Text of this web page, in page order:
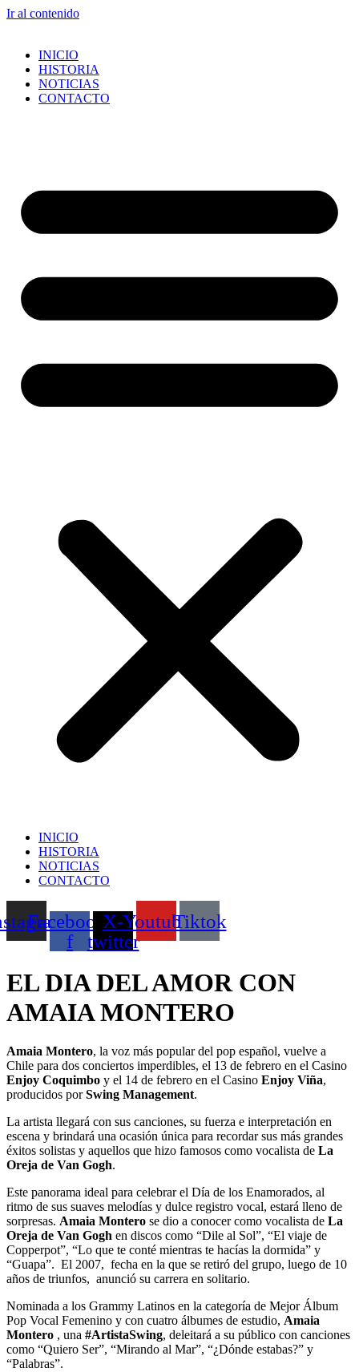
Ir al contenido
INICIO
HISTORIA
NOTICIAS
CONTACTO
INICIO
HISTORIA
NOTICIAS
CONTACTO
Facebook-
f
X-
twitter
YoutubeTiktok
EL DIA DEL AMOR CON
AMAIA MONTERO
Amaia Montero, la voz más popular del pop español, vuelve a
Chile para dos conciertos imperdibles, el 13 de febrero en el Casino
Enjoy Coquimbo y el 14 de febrero en el Casino Enjoy Viña,
producidos porSwing Management.
La artista llegará con sus canciones, su fuerza e interpretación en
escena y brindará una ocasión única para recordar sus más grandes
éxitos solistas y aquellos que hizo famosos como vocalista de La
Oreja de Van Gogh.
Este panorama ideal para celebrar el Día de los Enamorados, al
ritmo de sus suaves melodías y dulce registro vocal, estará lleno de
sorpresas. Amaia Montero se dio a conocer como vocalista de La
Oreja de Van Gogh en discos como “Dile al Sol”, “El viaje de
Copperpot”, “Lo que te conté mientras te hacías la dormida” y
“Guapa”. El 2007, ​ fecha en la que se retiró del grupo, luego de 10
años de triunfos, anunció su carrera en solitario.
Nominada a los Grammy Latinos en la categoría de Mejor Álbum
Pop Vocal Femenino y con cuatro álbumes de estudio, Amaia
Montero , una #ArtistaSwing, deleitará a su público con canciones
como “Quiero Ser”, “Mirando al Mar”, “¿Dónde estabas?” y
“Palabras”.